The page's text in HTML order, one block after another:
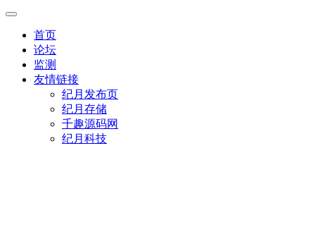
首页
论坛
监测
友情链接
纪月发布页
纪月存储
千趣源码网
纪月科技